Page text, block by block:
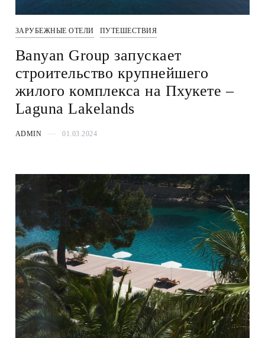
ЗАРУБЕЖНЫЕ ОТЕЛИ ПУТЕШЕСТВИЯ
Banyan Group запускает
строительство крупнейшего
жилого комплекса на Пхукете –
Laguna Lakelands
ADMIN 01.03.2024